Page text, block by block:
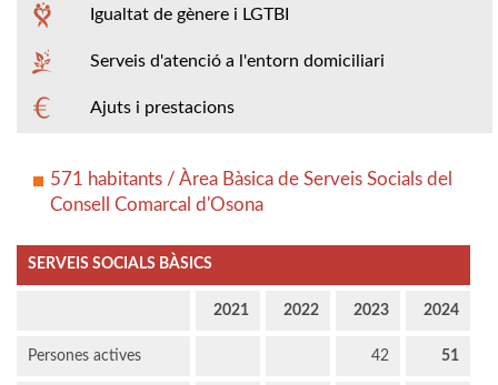
Igualtat de gènere i LGTBI
Serveis d'atenció a l'entorn domiciliari
Ajuts i prestacions
571 habitants / Àrea Bàsica de Serveis Socials del
Consell Comarcal d'Osona
SERVEIS SOCIALS BÀSICS
2021 2022 2023 2024
Persones actives 42 51